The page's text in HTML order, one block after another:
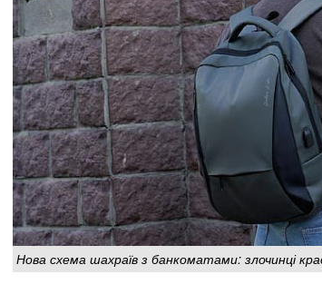
Нова схема шахраїв з банкоматами: злочинці